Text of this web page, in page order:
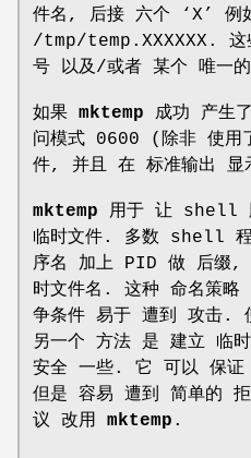
件名, 后接 六个 ‘ X ’ 例
/tmp/temp.XXXXXX . 这
号 以及/或者 某个 唯一
如果 mktemp 成功 产生
问模式 0600 (除非 使用
件, 并且 在 标准输出 显
mktemp 用于 让 shell
临时文件. 多数 shell
序名 加上 PID 做 后缀,
时文件名. 这种 命名策
争条件 易于 遭到 攻击.
另一个 方法 是 建立 临
安全 一些. 它 可以 保证
但是 容易 遭到 简单的
议 改用 mktemp .